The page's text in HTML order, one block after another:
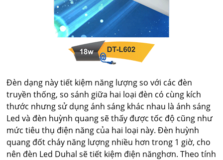
Đèn dạng này tiết kiệm năng lượng so với các đèn
truyền thống, so sánh giữa hai loại đèn có cùng kích
thước nhưng sử dụng ánh sáng khác nhau là ánh sáng
Led và đèn huỳnh quang sẽ thấy được tốc độ cũng như
mức tiêu thụ điện năng của hai loại này. Đèn huỳnh
quang đốt cháy năng lượng nhiều hơn trong 1 giờ, cho
nên đèn Led Duhal sẽ tiết kiệm điện nănghơn. Theo tính